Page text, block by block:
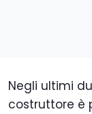
Negli ultimi
costruttore è